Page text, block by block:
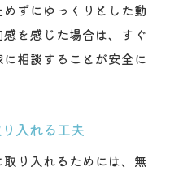
ずにゆっくりとした動
を感じた場合は、すぐ
相談することが安全に
入れる工夫
り入れるためには、無